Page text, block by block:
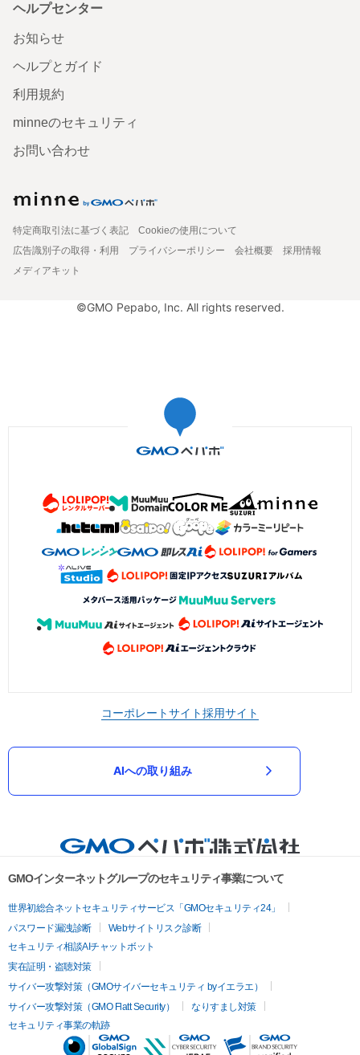
ヘルプセンター
お知らせ
ヘルプとガイド
利用規約
minneのセキュリティ
お問い合わせ
特定商取引法に基づく表記
Cookieの使用について
広告識別子の取得・利用
プライバシーポリシー 会社概要
採用情報
メディアキット
©GMO Pepabo, Inc. All rights reserved.
コーポレートサイト採用サイト
AIへの取り組み
GMOインターネットグループのセキュリティ事業について
世界初総合ネットセキュリティサービス「GMOセキュリティ24」
パスワード漏洩診断
Webサイトリスク診断
セキュリティ相談AIチャットボット
実在証明・盗聴対策
サイバー攻撃対策（GMOサイバーセキュリティ byイエラエ）
サイバー攻撃対策（GMO Flatt Security）
なりすまし対策
セキュリティ事業の軌跡